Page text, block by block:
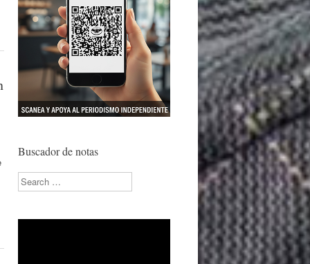
Buscador de notas
Search